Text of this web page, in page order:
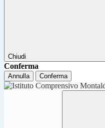
Chiudi
Conferma
Annulla Conferma